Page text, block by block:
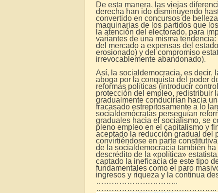
De esta manera, las viejas
derecha han ido disminuyendo
convertido en concursos de
maquinarias de los partidos que
la atención del electorado, para
variantes de una misma
del mercado a expensas del
erosionado) y del compromiso
irrevocablemente abandonado).
Así, la socialdemocracia, es decir,
aboga por la conquista del poder
reformas políticas (introducir
protección del empleo, redistribuir
gradualmente conducirían hacia
fracasado estrepitosamente a lo
socialdemócratas perseguían
graduales hacia el socialismo, se
pleno empleo en el capitalismo y
aceptado la reducción gradual del
convirtiéndose en parte
de la socialdemocracia también
descrédito de la «política»
captado la ineficacia de este tipo
fundamentales como el paro
ingresos y riqueza y la continua
…………………………..
………………………………………..